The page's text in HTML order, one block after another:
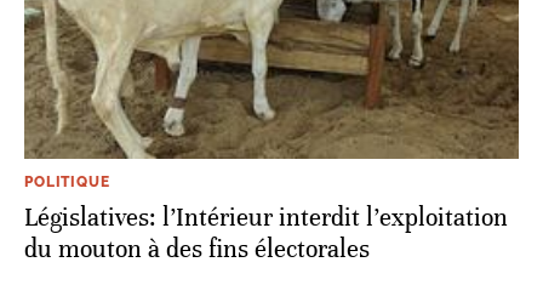
POLITIQUE
Législatives: l’Intérieur interdit l’exploitation
du mouton à des fins électorales